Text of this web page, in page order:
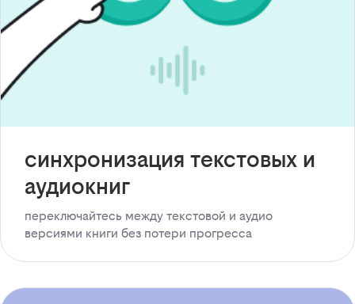
синхронизация текстовых и
аудиокниг
переключайтесь между текстовой и аудио
версиями книги без потери прогресса